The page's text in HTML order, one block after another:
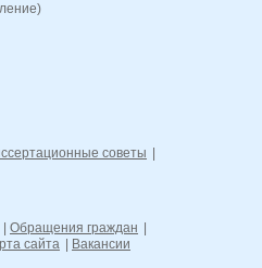
советы
Обращения граждан
сайта Вакансии